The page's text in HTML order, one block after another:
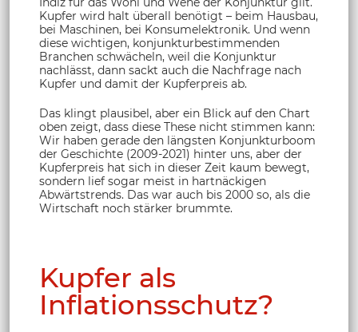
Kupfer wird halt überall benötigt – beim Hausbau,
bei Maschinen, bei Konsumelektronik. Und wenn
diese wichtigen, konjunkturbestimmenden
Branchen schwächeln, weil die Konjunktur
nachlässt, dann sackt auch die Nachfrage nach
Kupfer und damit der Kupferpreis ab.
Das klingt plausibel, aber ein Blick auf den Chart
oben zeigt, dass diese These nicht stimmen kann:
Wir haben gerade den längsten Konjunkturboom
der Geschichte (2009-2021) hinter uns, aber der
Kupferpreis hat sich in dieser Zeit kaum bewegt,
sondern lief sogar meist in hartnäckigen
Abwärtstrends. Das war auch bis 2000 so, als die
Wirtschaft noch stärker brummte.
Kupfer als
Inflationsschutz?